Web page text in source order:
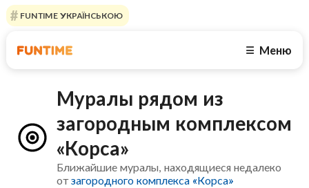
FUNTIME УКРАЇНСЬКОЮ
☰ Меню
Муралы рядом из
загородным комплексом
«Корса»
Ближайшие муралы, находящиеся недалеко
отзагородного комплекса «Корса»